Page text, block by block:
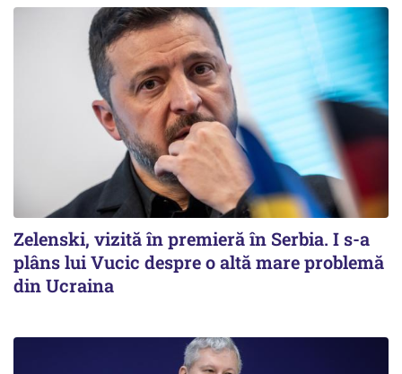
Zelenski, vizită în premieră în Serbia. I s-a
plâns lui Vucic despre o altă mare problemă
din Ucraina